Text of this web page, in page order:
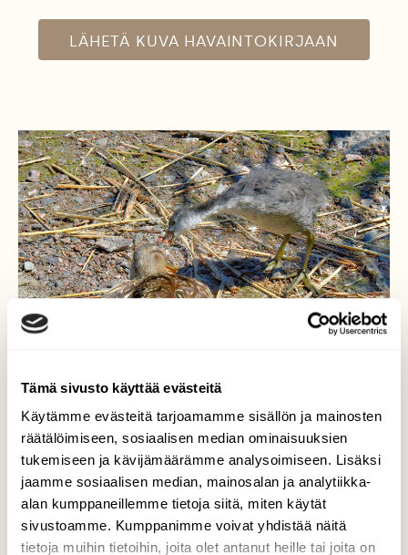
Tämä sivusto käyttää evästeitä
Käytämme evästeitä tarjoamamme sisällön ja mainosten
räätälöimiseen, sosiaalisen median ominaisuuksien
tukemiseen ja kävijämäärämme analysoimiseen. Lisäksi
jaamme sosiaalisen median, mainosalan ja analytiikka-
alan kumppaneillemme tietoja siitä, miten käytät
sivustoamme. Kumppanimme voivat yhdistää näitä
tietoja muihin tietoihin, joita olet antanut heille tai joita on
LÄHETÄ KUVA HAVAINTOKIRJAAN
Hyökkäävä luonne